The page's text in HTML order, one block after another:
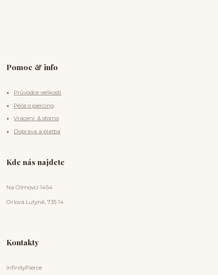
Pomoc & info
Průvodce velikostí
Péče o piercing
Vrácení & storno
Doprava a platba
Kde nás najdete
Na Olmovci 1454
Orlová Lutyně, 735 14
Kontakty
InfinityPierce